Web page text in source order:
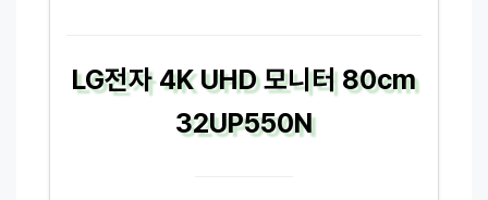
LG전자 4K UHD 모니터 80cm
32UP550N